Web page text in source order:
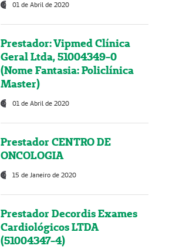
01 de Abril de 2020
Prestador: Vipmed Clínica
Geral Ltda, 51004349-0
(Nome Fantasia: Policlínica
Master)
01 de Abril de 2020
Prestador CENTRO DE
ONCOLOGIA
15 de Janeiro de 2020
Prestador Decordis Exames
Cardiológicos LTDA
(51004347-4)